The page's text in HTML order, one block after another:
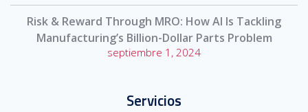
Risk & Reward Through MRO: How AI Is Tackling
Manufacturing’s Billion-Dollar Parts Problem
septiembre 1, 2024
Servicios